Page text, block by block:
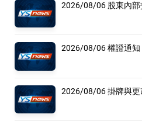
2026/08/06 股東內部
2026/08/06 權證通知
2026/08/06 掛牌與更